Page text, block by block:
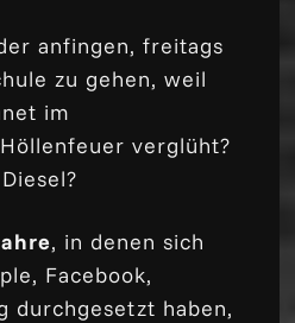
anfingen, freitags
zu gehen, weil
im
verglüht?
, in denen sich
Facebook,
durchgesetzt haben,